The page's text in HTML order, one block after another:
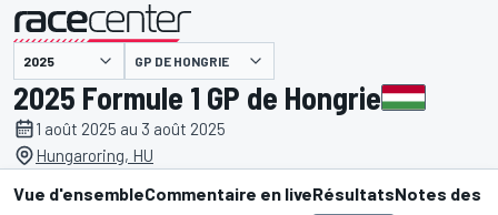
présenté par GP DE HONGRIE
2025 Formule 1 GP de Hongrie
1 août 2025 au 3 août 2025
Hungaroring, HU
Vue d'ensembleCommentaire en liveRésultatsNotes des